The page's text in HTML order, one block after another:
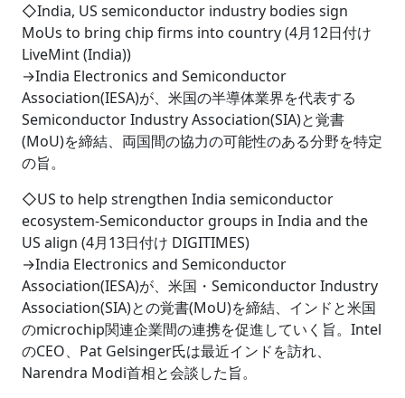
◇India, US semiconductor industry bodies sign
MoUs to bring chip firms into country (4月12日付け
LiveMint (India))
→India Electronics and Semiconductor
Association(IESA)が、米国の半導体業界を代表する
Semiconductor Industry Association(SIA)と覚書
(MoU)を締結、両国間の協力の可能性のある分野を特定
の旨。
◇US to help strengthen India semiconductor
ecosystem-Semiconductor groups in India and the
US align (4月13日付け DIGITIMES)
→India Electronics and Semiconductor
Association(IESA)が、米国・Semiconductor Industry
Association(SIA)との覚書(MoU)を締結、インドと米国
のmicrochip関連企業間の連携を促進していく旨。Intel
のCEO、Pat Gelsinger氏は最近インドを訪れ、
Narendra Modi首相と会談した旨。